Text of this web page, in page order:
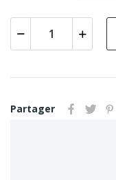
Partager